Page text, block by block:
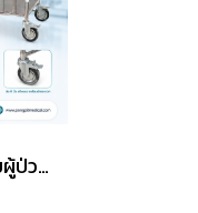
รถเข็นเปลหามเคลื่อนย้ายผู้ป่วย สแตนเลส (Stretcher) ล้อเล็ก PP037(A)